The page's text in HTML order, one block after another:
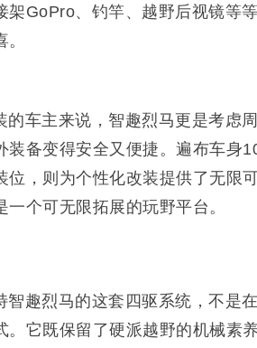
架GoPro、钓竿、越野后视镜等
的车主来说，智趣烈马更是考虑
装备变得安全又便捷。遍布车身
位，则为个性化改装提供了无限
个可无限拓展的玩野平台。
智趣烈马的这套四驱系统，不是
。它既保留了硬派越野的机械素